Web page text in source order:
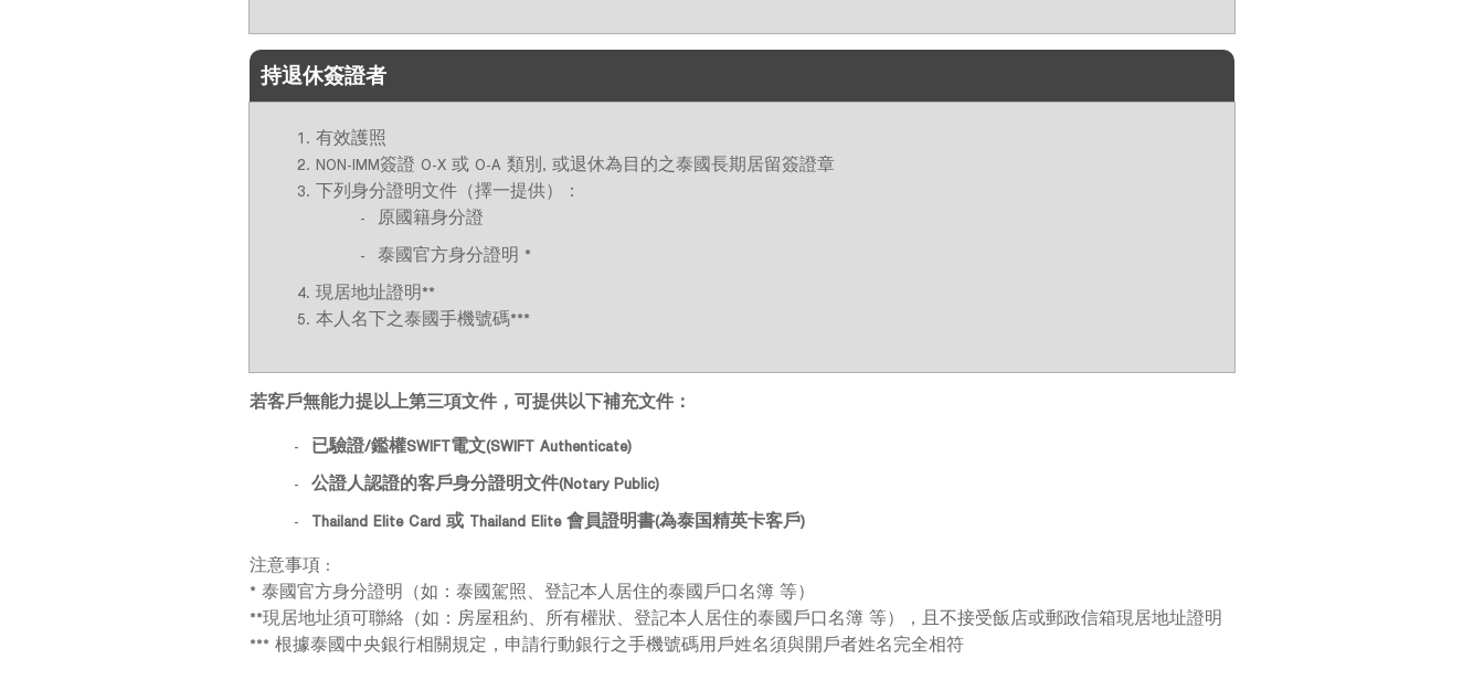
持退休簽證者
有效護照
NON-IMM簽證 O-X 或 O-A 類別, 或退休為目的之泰國長期居留簽證章
下列身分證明文件（擇一提供）：
原國籍身分證
泰國官方身分證明 *
現居地址證明**
本人名下之泰國手機號碼***
若客戶無能力提以上第三項文件，可提供以下補充文件：
已驗證/鑑權SWIFT電文(SWIFT Authenticate)
公證人認證的客戶身分證明文件(Notary Public)
Thailand Elite Card 或 Thailand Elite 會員證明書(為泰国精英卡客戶)
注意事項 :
* 泰國官方身分證明（如：泰國駕照、登記本人居住的泰國戶口名簿 等）
**現居地址須可聯絡（如：房屋租約、所有權狀、登記本人居住的泰國戶口名簿 等），且不接受飯店或郵政信箱現居地址證明
*** 根據泰國中央銀行相關規定，申請行動銀行之手機號碼用戶姓名須與開戶者姓名完全相符